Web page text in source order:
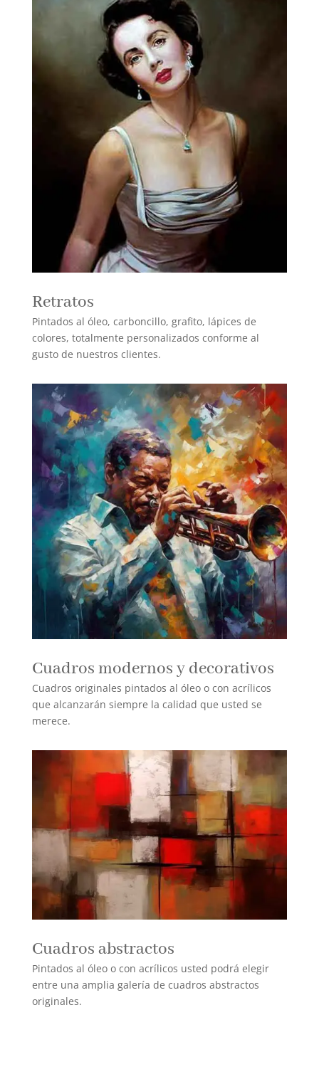
Retratos
Pintados al óleo, carboncillo, grafito, lápices de
colores, totalmente personalizados conforme al
gusto de nuestros clientes.
Cuadros modernos y decorativos
Cuadros originales pintados al óleo o con acrílicos
que alcanzarán siempre la calidad que usted se
merece.
Cuadros abstractos
Pintados al óleo o con acrílicos usted podrá elegir
entre una amplia galería de cuadros abstractos
originales.